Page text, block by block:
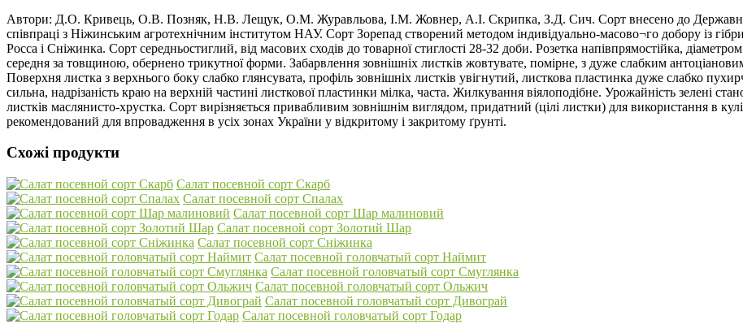
Автори: Д.О. Кривець, О.В. Позняк, Н.В. Лещук, О.М. Журавльова, І.М. Жовнер, А.І. Скрипка, З.Д. Сич. Сорт внесено до
співпраці з Ніжинським агротехнічним інститутом НАУ. Сорт Зорепад створений методом індивідуально-масово¬го добору із
Росса і Сніжинка. Сорт середньостиглий, від масових сходів до товарної стиглості 28-32 доби. Розетка напівпрямостійка,
середня за товщиною, обернено трикутної форми. Забарвлення зовнішніх листків жовтувате, помірне, з дуже слабким
Поверхня листка з верхнього боку слабко глянсувата, профіль зовнішніх листків увігнутий, листкова пластинка дуже слабко
сильна, надрізаність краю на верхній частині листкової пластинки мілка, часта. Жилкування віялоподібне. Урожайність зелені
листків маслянисто-хрустка. Сорт вирізняється привабливим зовнішнім виглядом, придатний (цілі листки) для використання в
рекомендований для впровадження в усіх зонах України у відкритому і закритому ґрунті.
Схожі продукти
Салат посевной сорт Скарб
Салат посевной сорт Спалах
Салат посевной сорт Шар малиновий
Салат посевной сорт Золотий Шар
Салат посевной сорт Сніжинка
Салат посевной головчатый сорт Наймит
Салат посевной головчатый сорт Смуглянка
Салат посевной головчатый сорт Ольжич
Салат посевной головчатый сорт Дивограй
Салат посевной головчатый сорт Годар